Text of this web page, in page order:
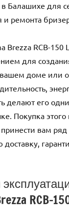
Балашихе для
и ремонта
Brezza RCB-150
для
доме или
делают его
Покупка
вам
RCB-